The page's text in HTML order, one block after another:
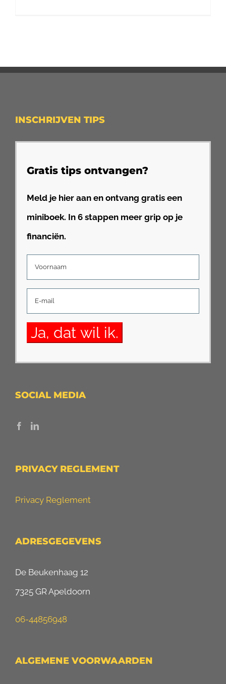
INSCHRIJVEN TIPS
Gratis tips ontvangen?
Meld je hier aan en ontvang gratis een
miniboek. In 6 stappen meer grip op je
financiën.
SOCIAL MEDIA
PRIVACY REGLEMENT
Privacy Reglement
ADRESGEGEVENS
De Beukenhaag 12
7325 GR Apeldoorn
06-44856948
ALGEMENE VOORWAARDEN